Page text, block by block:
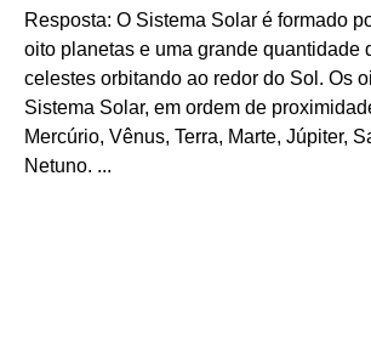
Resposta: O Sistema Solar é formado
oito planetas e uma grande quantidade
celestes orbitando ao redor do Sol. Os
Sistema Solar, em ordem de
Mercúrio, Vênus, Terra, Marte, Júpiter,
Netuno. ...